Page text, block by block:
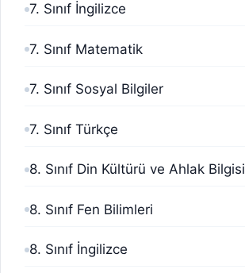
7. Sınıf İngilizce
7. Sınıf Matematik
7. Sınıf Sosyal Bilgiler
7. Sınıf Türkçe
8. Sınıf Din Kültürü ve Ahlak Bilgisi
8. Sınıf Fen Bilimleri
8. Sınıf İngilizce